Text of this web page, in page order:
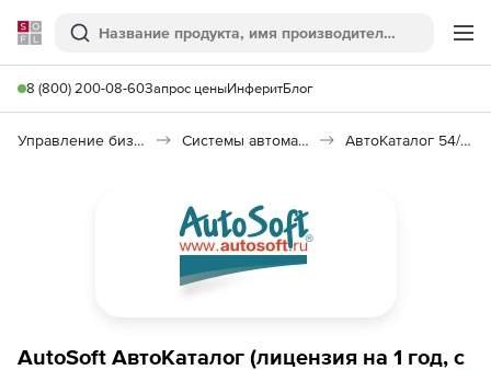
Softline
Поиск
8 (800) 200-08-60Запрос ценыИнферитБлог
Управление бизнесом, CRM/ERP Системы автоматизации АвтоКаталог 54/2022(1)
AutoSoft АвтоКаталог (лицензия на 1 год, с